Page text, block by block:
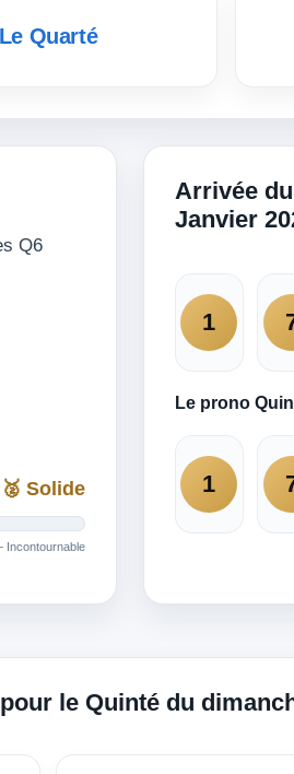
Le Quarté
Q6
🥈 Solide
Incontournable
Arrivée
Janvier
1
Le prono
1
le Quinté du